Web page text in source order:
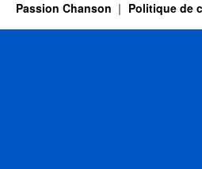
Passion Chanson Politique de